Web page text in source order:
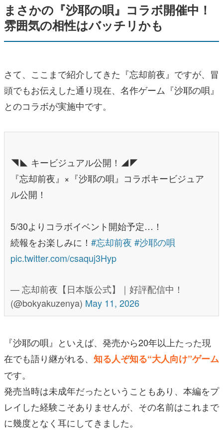
まさかの『沙耶の唄』コラボ開催中！
雰囲気の相性はバッチリかも
さて、ここまで紹介してきた『忘却前夜』ですが、冒
頭でもお伝えした通り現在、名作ゲーム『沙耶の唄』
とのコラボが実施中です。
◥◣ キービジュアル公開！◢◤
『忘却前夜』×『沙耶の唄』コラボキービジュア
ル公開！
5/30よりコラボイベント開始予定…！
続報をお楽しみに！ #忘却前夜 #沙耶の唄
pic.twitter.com/csaquj3Hyp
— 忘却前夜【日本版公式】｜好評配信中！
(@bokyakuzenya) May 11, 2026
『沙耶の唄』といえば、発売から20年以上たった現
在でも語り継がれる、 知る人ぞ知る“大人向け”ゲーム
です。
発売当時は未成年だったということもあり、本編をプ
レイした経験こそありませんが、その名前はこれまで
に幾度となく耳にしてきました。